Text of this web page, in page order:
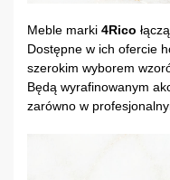
Meble marki 4Rico
Dostępne w ich ofercie
szerokim wyborem
Będą wyrafinowanym
zarówno w